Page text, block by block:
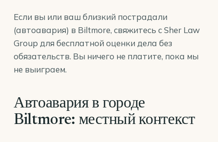
Если вы или ваш близкий пострадали
(автоавария) в Biltmore, свяжитесь с Sher Law
Group для бесплатной оценки дела без
обязательств. Вы ничего не платите, пока мы
не выиграем.
Автоавария в городе
Biltmore: местный контекст